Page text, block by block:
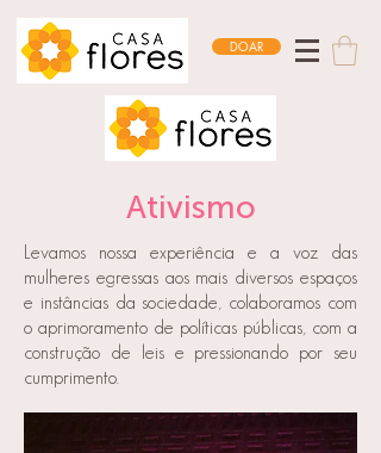
DOAR
Ativismo
Levamos nossa experiência e a voz das
mulheres egressas aos mais diversos espaços
e instâncias da sociedade, colaboramos com
o aprimoramento de políticas públicas, com a
construção de leis e pressionando por seu
cumprimento.